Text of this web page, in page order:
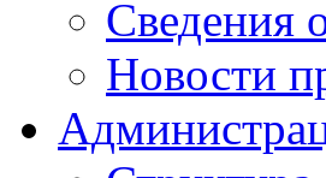
Сведения
Новости